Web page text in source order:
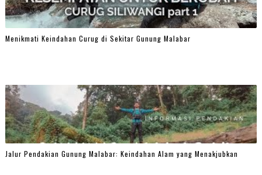
Menikmati Keindahan Curug di Sekitar Gunung Malabar
Jalur Pendakian Gunung Malabar: Keindahan Alam yang Menakjubkan